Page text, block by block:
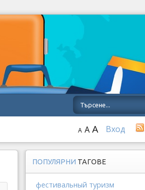
Вход
A A A
ПОПУЛЯРНИ ТАГОВЕ
фестивальный туризм